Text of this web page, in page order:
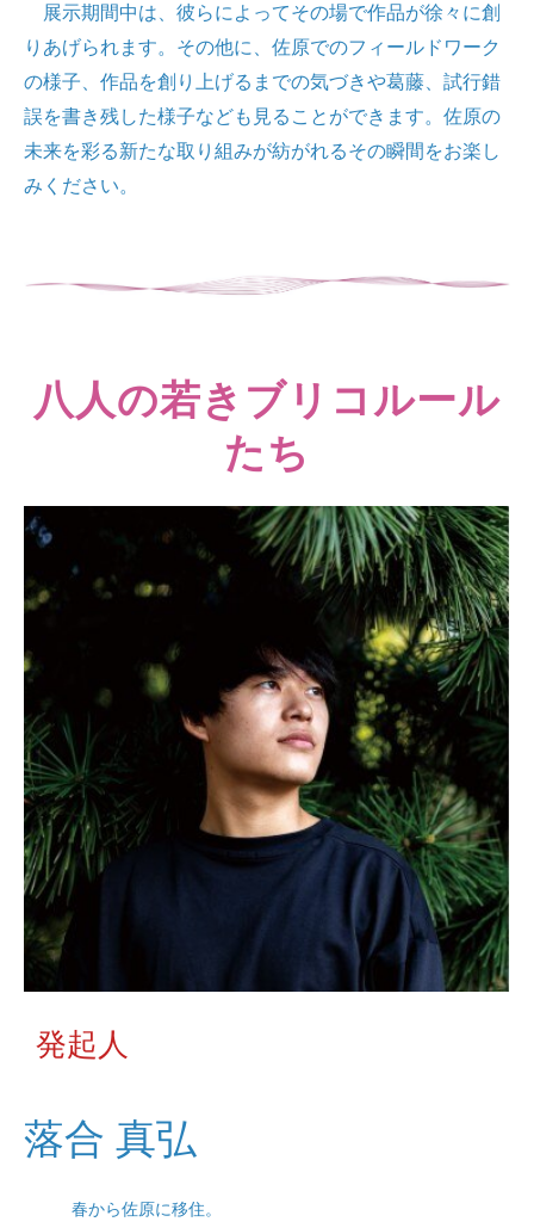
展示期間中は、彼らによってその場で作品が徐々に創
りあげられます。その他に、佐原でのフィールドワーク
の様子、作品を創り上げるまでの気づきや葛藤、試行錯
誤を書き残した様子なども見ることができます。佐原の
未来を彩る新たな取り組みが紡がれるその瞬間をお楽し
みください。
八人の若きブリコルール
たち
発起人
落合 真弘
春から佐原に移住。